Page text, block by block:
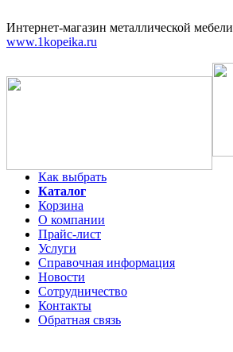
Интернет-магазин металлической
www.1kopeika.ru
Как выбрать
Каталог
Корзина
О компании
Прайс-лист
Услуги
Справочная информация
Новости
Сотрудничество
Контакты
Обратная связь